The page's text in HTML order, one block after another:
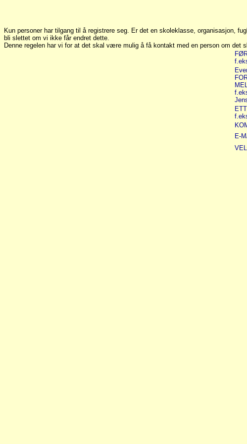
Kun personer har tilgang til å registrere seg. Er det en skoleklasse, organisasjon,
bli slettet om vi ikke får endret dette.
Denne regelen har vi for at det skal være mulig å få kontakt med en person om
E-